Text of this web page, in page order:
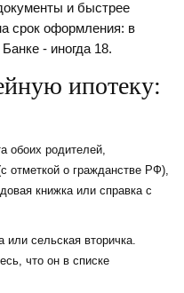
и быстрее
срок оформления: в
- иногда 18.
ипотеку:
обоих родителей,
отметкой о гражданстве РФ),
книжка или справка с
или сельская вторичка.
что он в списке